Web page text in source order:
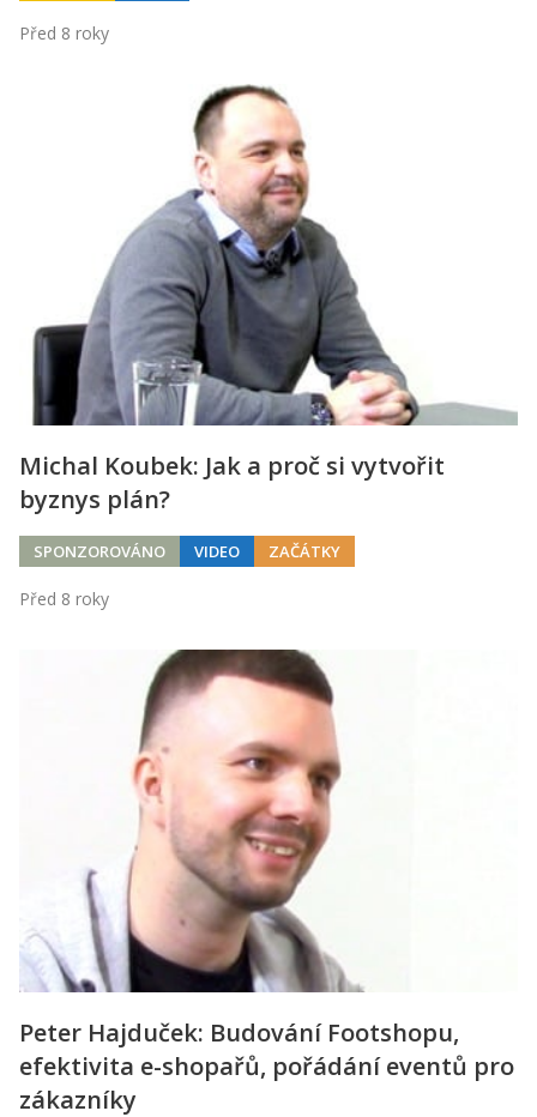
Před 8 roky
Michal Koubek: Jak a proč si vytvořit
byznys plán?
SPONZOROVÁNO VIDEO ZAČÁTKY
Před 8 roky
Peter Hajduček: Budování Footshopu,
efektivita e-shopařů, pořádání eventů pro
zákazníky